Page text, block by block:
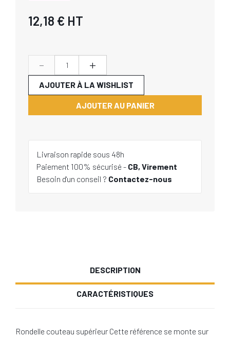
12,18 € HT
- +
AJOUTER AU PANIER
AJOUTER À LA WISHLIST
Livraison rapide sous 48h
Paiement 100% sécurisé - CB, Virement
Besoin d'un conseil ? Contactez-nous
DESCRIPTION
CARACTÉRISTIQUES
Rondelle couteau supérieur Cette référence se monte sur